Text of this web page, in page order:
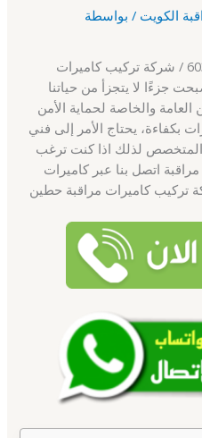
الكويت / بواسطة
كاميرات مراقبة السلام / 60388186 / شركة تركيب كاميرات
جزءًا لا يتجزأ من حياتنا
والخاصة لحماية الأمن
بكفاءة، يحتاج الأمر إلى فني
المتخصص لذلك اذا كنت ترغب
اتصل بنا عبر كاميرات